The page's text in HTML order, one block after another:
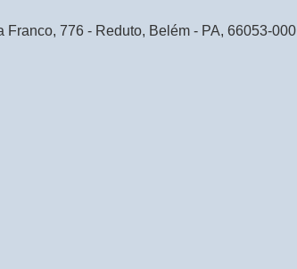
Franco, 776 - Reduto, Belém - PA, 66053-000